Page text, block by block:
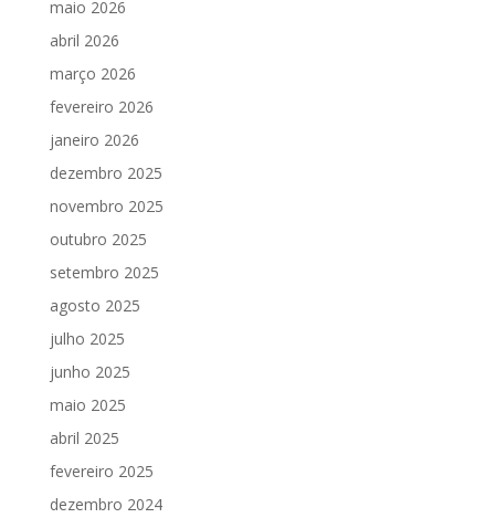
maio 2026
abril 2026
março 2026
fevereiro 2026
janeiro 2026
dezembro 2025
novembro 2025
outubro 2025
setembro 2025
agosto 2025
julho 2025
junho 2025
maio 2025
abril 2025
fevereiro 2025
dezembro 2024